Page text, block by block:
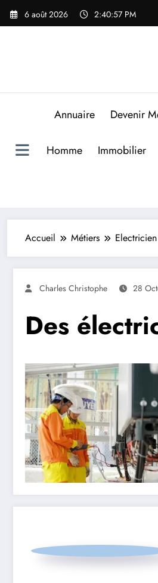
Aller
6 août 2026 2:40:58 PM
Annuaire Devenir
Homme Immobilier
Accueil Métiers Electricien
Charles Christophe 28
Des